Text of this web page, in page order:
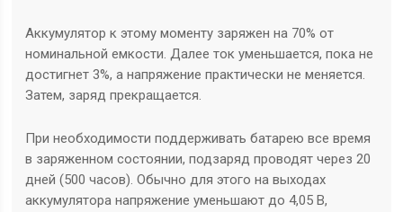
Аккумулятор к этому моменту заряжен на 70% от
номинальной емкости. Далее ток уменьшается, пока не
достигнет 3%, а напряжение практически не меняется.
Затем, заряд прекращается.
При необходимости поддерживать батарею все время
в заряженном состоянии, подзаряд проводят через 20
дней (500 часов). Обычно для этого на выходах
аккумулятора напряжение уменьшают до 4,05 В,